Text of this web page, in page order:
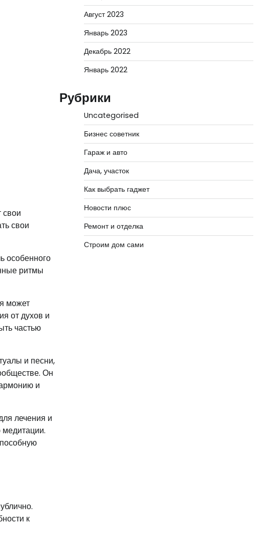
свои
особенного
ритмы
может
от духов и
частью
и песни,
Он
и
лечения и
к
Август 2023
Январь 2023
Декабрь 2022
Январь 2022
Рубрики
Uncategorised
Бизнес советник
Гараж и авто
Дача, участок
Как выбрать гаджет
Новости плюс
Ремонт и отделка
Строим дом сами